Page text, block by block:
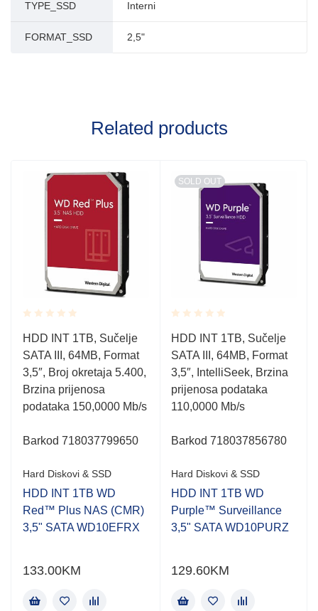
TYPE_SSD Interni
FORMAT_SSD 2,5"
Related products
Rated
0.001
out
of
5
HDD INT 1TB, Sučelje
SATA III, 64MB, Format
3,5″, Broj okretaja 5.400,
Brzina prijenosa
podataka 150,0000 Mb/s
Barkod 718037799650
Hard Diskovi & SSD
HDD INT 1TB WD
Red™ Plus NAS (CMR)
3,5" SATA WD10EFRX
133.00KM
SOLD OUT
Rated
0.001
out
of
5
HDD INT 1TB, Sučelje
SATA III, 64MB, Format
3,5″, IntelliSeek, Brzina
prijenosa podataka
110,0000 Mb/s
Barkod 718037856780
Hard Diskovi & SSD
HDD INT 1TB WD
Purple™ Surveillance
3,5" SATA WD10PURZ
129.60KM